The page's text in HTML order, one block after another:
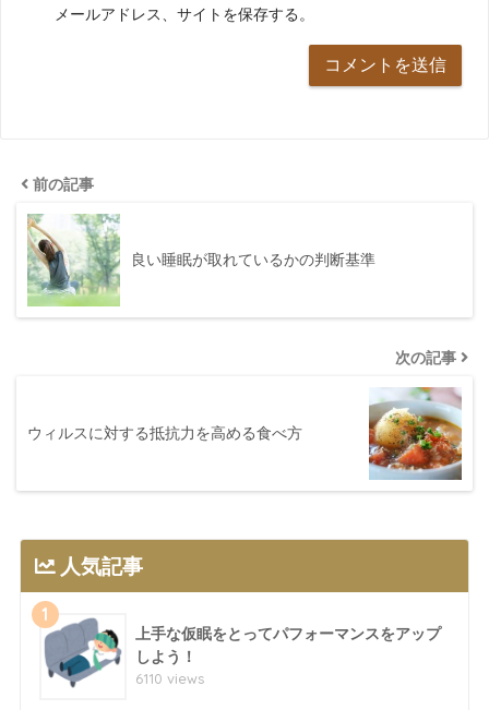
メールアドレス、サイトを保存する。
前の記事
良い睡眠が取れているかの判断基準
次の記事
ウィルスに対する抵抗力を高める食べ方
人気記事
1
上手な仮眠をとってパフォーマンスをアップ
しよう！
6110 views